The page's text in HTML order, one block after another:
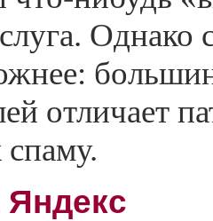
Однако
отличает
спаму.
Яндекс